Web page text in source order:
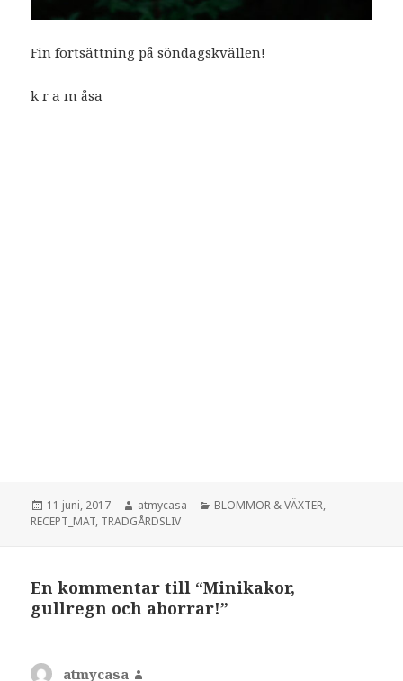
Fin fortsättning på söndagskvällen!
k r a m åsa
Postat
11 juni, 2017 Författare
atmycasa Kategorier
BLOMMOR & VÄXTER,
RECEPT_MAT, TRÄDGÅRDSLIV
En kommentar till “Minikakor,
gullregn och aborrar!”
atmycasa